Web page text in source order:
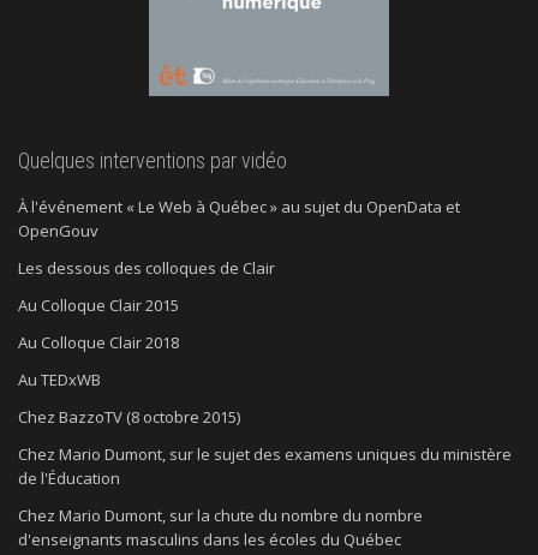
Quelques interventions par vidéo
À l'événement « Le Web à Québec » au sujet du OpenData et
OpenGouv
Les dessous des colloques de Clair
Au Colloque Clair 2015
Au Colloque Clair 2018
Au TEDxWB
Chez BazzoTV (8 octobre 2015)
Chez Mario Dumont, sur le sujet des examens uniques du ministère
de l'Éducation
Chez Mario Dumont, sur la chute du nombre du nombre
d'enseignants masculins dans les écoles du Québec